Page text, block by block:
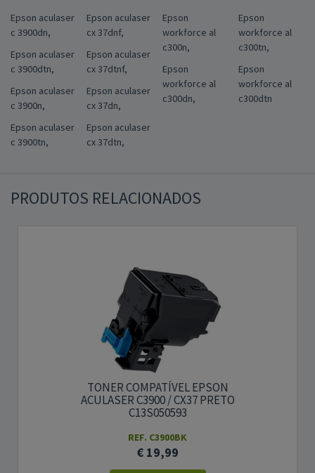
Epson aculaser
c 3900dn,
Epson aculaser
c 3900dtn,
Epson aculaser
c 3900n,
Epson aculaser
c 3900tn,
Epson aculaser
cx 37dnf,
Epson aculaser
cx 37dtnf,
Epson aculaser
cx 37dn,
Epson aculaser
cx 37dtn,
Epson
workforce al
c300n,
Epson
workforce al
c300dn,
Epson
workforce al
c300tn,
Epson
workforce al
c300dtn
PRODUTOS RELACIONADOS
TONER COMPATÍVEL EPSON
ACULASER C3900 / CX37 PRETO
C13S050593
REF. C3900BK
€ 19,99